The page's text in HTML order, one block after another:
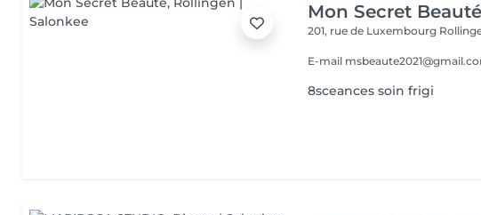
Mon Secret Beauté
201, rue de Luxembourg
E-mail
8sceances soin frigi